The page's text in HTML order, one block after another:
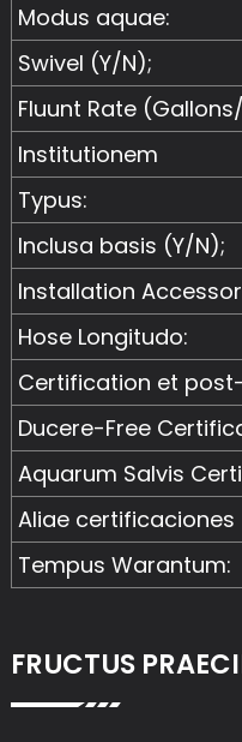
Modus aquae:
Swivel (Y/N);
Fluunt Rate
Institutionem
Typus:
Inclusa basis (Y/N);
Installation
Hose Longitudo:
Certification et
Ducere-Free
Aquarum Salvis
Aliae certificaciones
Tempus Warantum:
FRUCTUS